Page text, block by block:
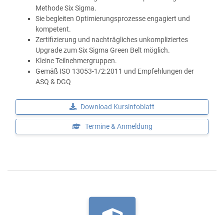
Methode Six Sigma.
Sie begleiten Optimierungsprozesse engagiert und
kompetent.
Zertifizierung und nachträgliches unkompliziertes
Upgrade zum Six Sigma Green Belt möglich.
Kleine Teilnehmergruppen.
Gemäß ISO 13053-1/2:2011 und Empfehlungen der
ASQ & DGQ
Download Kursinfoblatt
Termine & Anmeldung